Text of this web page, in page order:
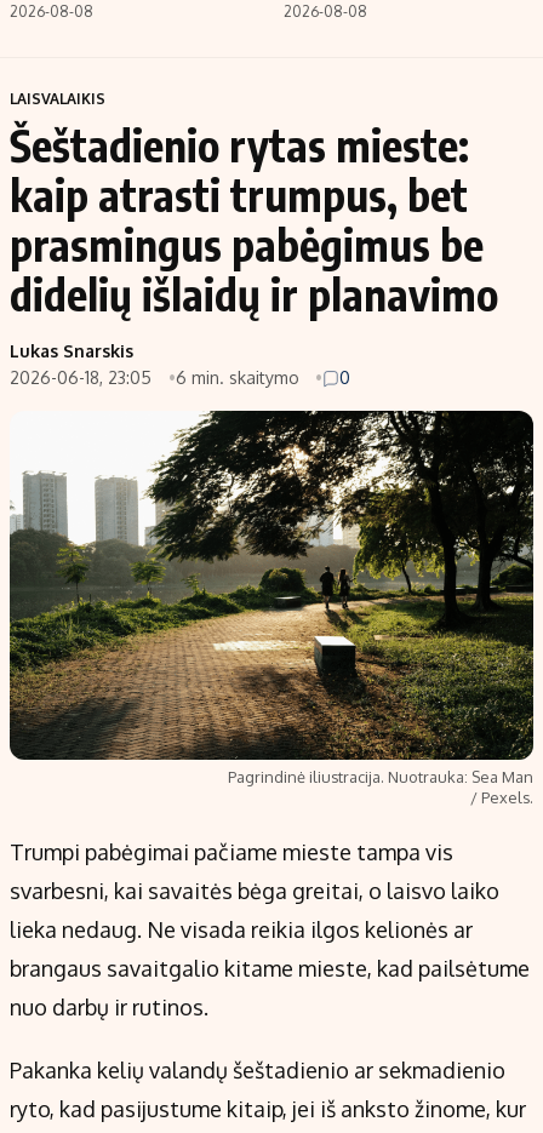
2026-08-08 2026-08-08
LAISVALAIKIS
Šeštadienio rytas mieste:
kaip atrasti trumpus, bet
prasmingus pabėgimus be
didelių išlaidų ir planavimo
Lukas Snarskis
2026-06-18, 23:05
6 min. skaitymo 0
Pagrindinė iliustracija. Nuotrauka: Sea Man
/ Pexels.
Trumpi pabėgimai pačiame mieste tampa vis
svarbesni, kai savaitės bėga greitai, o laisvo laiko
lieka nedaug. Ne visada reikia ilgos kelionės ar
brangaus savaitgalio kitame mieste, kad pailsėtume
nuo darbų ir rutinos.
Pakanka kelių valandų šeštadienio ar sekmadienio
ryto, kad pasijustume kitaip, jei iš anksto žinome, kur